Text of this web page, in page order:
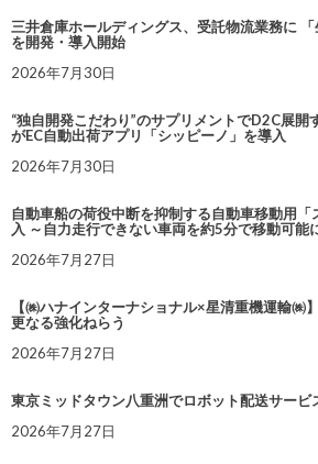
三井倉庫ホールディングス、受託物流業務に 「
を開発・導入開始
2026年7月30日
“独自開発こだわり”のサプリメントでD2C展開
がEC自動出荷アプリ「シッピーノ」を導入
2026年7月30日
自動車船の荷役中断を抑制する自動車移動用
入 ～自力走行できない車両を約5分で移動可能
2026年7月27日
【㈱ハナインターナショナル×星清重機運輸㈱
更なる強化ねらう
2026年7月27日
東京ミッドタウン八重洲でロボット配送サービ
2026年7月27日